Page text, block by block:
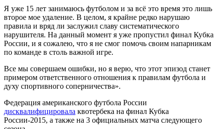
Я уже 15 лет занимаюсь футболом и за всё это время это лишь
второе мое удаление. В целом, я крайне редко нарушаю
правила и вряд ли заслужил славу систематического
нарушителя. На данный момент я уже пропустил финал Кубка
России, и я сожалею, что я не смог помочь своим напарникам
по команде в столь важной игре.
Все мы совершаем ошибки, но я верю, что этот эпизод станет
примером ответственного отношения к правилам футбола и
духу спортивного соперничества».
Федерация американского футбола России
дисквалифицировала квотербека на финал Кубка
России-2015, а также на 3 официальных матча следующего